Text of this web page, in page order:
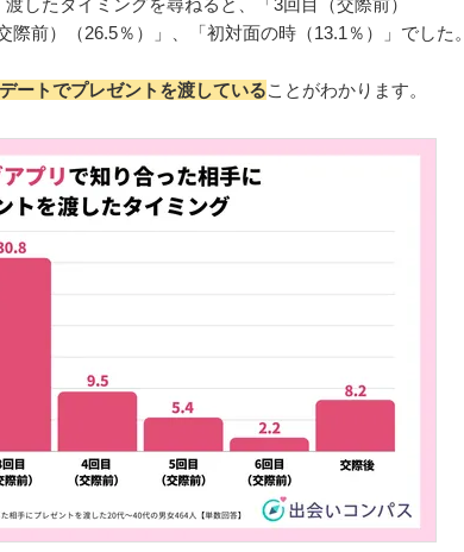
したタイミングを尋ねると、「3回目（交際前）
際前）（26.5％）」、「初対面の時（13.1％）」でした。
ートでプレゼントを渡していることがわかります。